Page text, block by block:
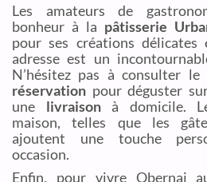
Les amateurs de
bonheur à la pâtisserie
pour ses créations délicates
adresse est un
N’hésitez pas à consulter le
réservation pour déguster
une livraisonà domicile.
maison, telles que les
ajoutent une touche
occasion.
Enfin, pour vivre Obernai